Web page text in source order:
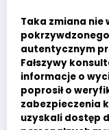
Taka zmiana nie
autentycznym
Fałszywy
informacje o
poprosił o
zabezpieczenia
uzyskali dostęp